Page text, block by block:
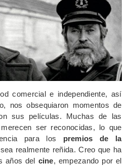
comercial e independiente, así
nos obsequiaron momentos de
sus películas. Muchas de las
ser reconocidas, lo que
para los premios de la
realmente reñida. Creo que ha
años del cine, empezando por el